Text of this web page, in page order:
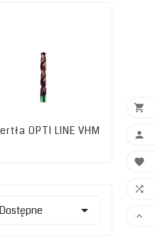
OPTI LINE VHM
Dostępne 




